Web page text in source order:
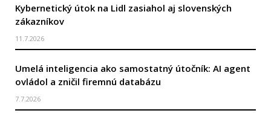
Kybernetický útok na Lidl zasiahol aj slovenských
zákazníkov
11.7.2026
Umelá inteligencia ako samostatný útočník: AI agent
ovládol a zničil firemnú databázu
7.7.2026